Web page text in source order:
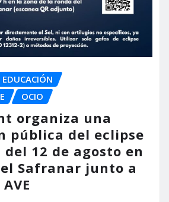
EDUCACIÓN
OCIO
organiza una
pública del eclipse
12 de agosto en
Safranar junto a